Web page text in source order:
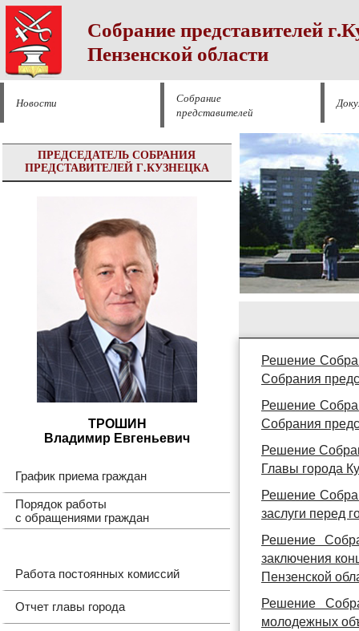
Собрание представителей
Пензенской области
Новости
Собрание
представителей
ПРЕДСЕДАТЕЛЬ СОБРАНИЯ
ПРЕДСТАВИТЕЛЕЙ Г.КУЗНЕЦКА
ТРОШИН
Владимир Евгеньевич
График приема граждан
Порядок работы
с обращениями граждан
Работа постоянных комиссий
Отчет главы города
Решение
Собрания
Решение
Собрания
Решение
Главы города
Решение
заслуги перед
Решение
заключения
Пензенской
Решение
молодежных